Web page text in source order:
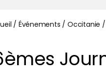
/ Événements /Occitanie /